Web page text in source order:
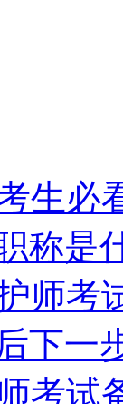
生必
称是
师考
下一
考试